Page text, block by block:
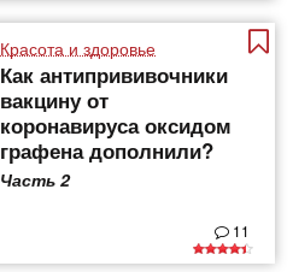
Красота и здоровье
Как антипрививочники
вакцину от
коронавируса оксидом
графена дополнили?
Часть 2
11